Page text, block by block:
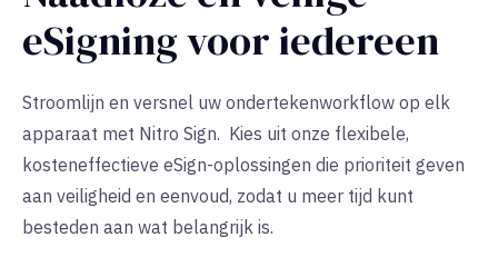
eSigning voor iedereen
Stroomlijn en versnel uw ondertekenworkflow op elk
apparaat met Nitro Sign. Kies uit onze flexibele,
kosteneffectieve eSign-oplossingen die prioriteit geven
aan veiligheid en eenvoud, zodat u meer tijd kunt
besteden aan wat belangrijk is.